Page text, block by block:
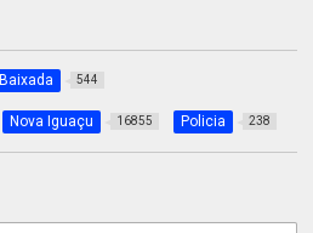
Baixada 544
Nova Iguaçu 16855 Policia 238